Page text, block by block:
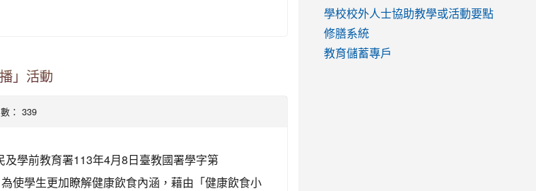
」活動
： 339
學前教育署113年4月8日臺教國署學字第
使學生更加瞭解健康飲食內涵，藉由「健康飲食小
學校校外人士協助教學或活動要點
修膳系統
教育儲蓄專戶